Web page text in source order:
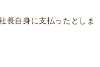
長自身に支払ったとしま